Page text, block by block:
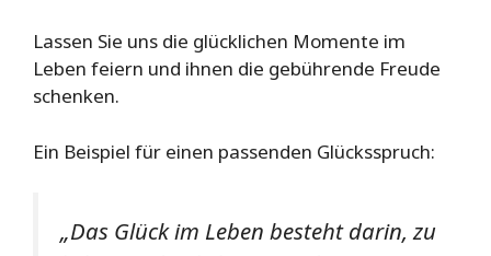
Lassen Sie uns die glücklichen Momente im
Leben feiern und ihnen die gebührende Freude
schenken.
Ein Beispiel für einen passenden Glücksspruch:
„Das Glück im Leben besteht darin, zu